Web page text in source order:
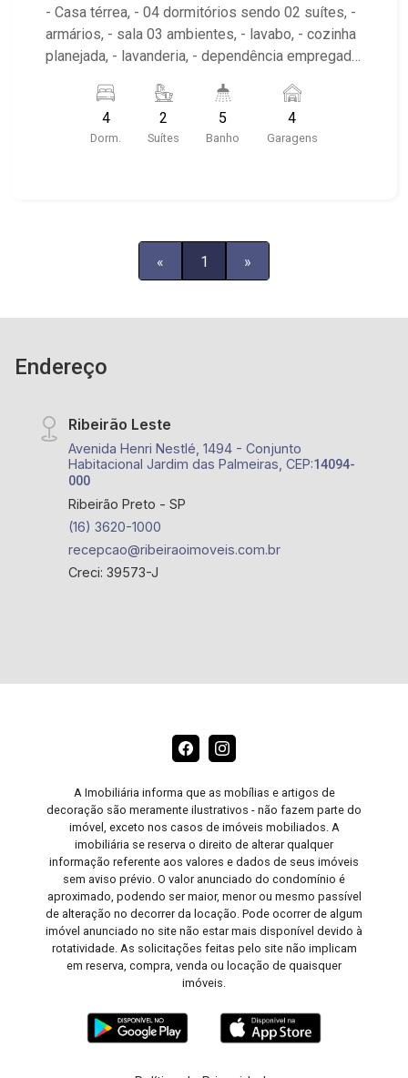
- Casa térrea, - 04 dormitórios sendo 02 suítes, -
armários, - sala 03 ambientes, - lavabo, - cozinha
planejada, - lavanderia, - dependência empregada,
localização, - próximo Avenida Henri Nestlé.
4
Dorm.
2
Suítes
5
Banho
4
Garagens
« 1 »
Endereço
Ribeirão Leste
Avenida Henri Nestlé, 1494 - Conjunto
Habitacional Jardim das Palmeiras, CEP:14094-
000
Ribeirão Preto - SP
(16) 3620-1000
recepcao@ribeiraoimoveis.com.br
Creci: 39573-J
A Imobiliária informa que as mobílias e artigos de
decoração são meramente ilustrativos - não fazem parte do
imóvel, exceto nos casos de imóveis mobiliados. A
imobiliária se reserva o direito de alterar qualquer
informação referente aos valores e dados de seus imóveis
sem aviso prévio. O valor anunciado do condomínio é
aproximado, podendo ser maior, menor ou mesmo passível
de alteração no decorrer da locação. Pode ocorrer de algum
imóvel anunciado no site não estar mais disponível devido à
rotatividade. As solicitações feitas pelo site não implicam
em reserva, compra, venda ou locação de quaisquer
imóveis.